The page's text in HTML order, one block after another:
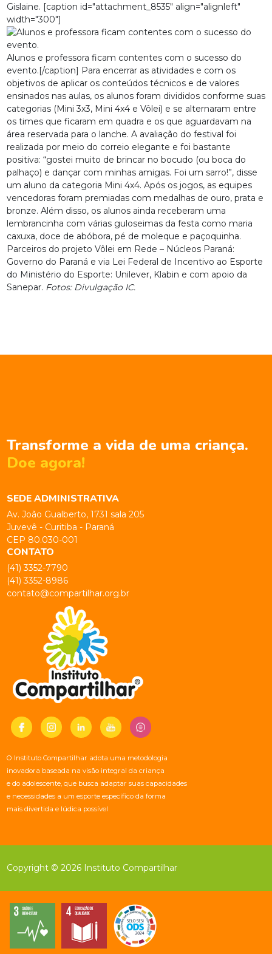
Gislaine. [caption id="attachment_8535" align="alignleft"
width="300"]
Alunos e professora ficam contentes com o sucesso do
evento.[/caption] Para encerrar as atividades e com os
objetivos de aplicar os conteúdos técnicos e de valores
ensinados nas aulas, os alunos foram divididos conforme suas
categorias (Mini 3x3, Mini 4x4 e Vôlei) e se alternaram entre
os times que ficaram em quadra e os que aguardavam na
área reservada para o lanche. A avaliação do festival foi
realizada por meio do correio elegante e foi bastante
positiva: “gostei muito de brincar no bocudo (ou boca do
palhaço) e dançar com minhas amigas. Foi um sarro!”, disse
um aluno da categoria Mini 4x4. Após os jogos, as equipes
vencedoras foram premiadas com medalhas de ouro, prata e
bronze. Além disso, os alunos ainda receberam uma
lembrancinha com várias guloseimas da festa como maria
caxuxa, doce de abóbora, pé de moleque e paçoquinha.
Parceiros do projeto Vôlei em Rede – Núcleos Paraná:
Governo do Paraná e via Lei Federal de Incentivo ao Esporte
do Ministério do Esporte: Unilever, Klabin e com apoio da
Sanepar. Fotos: Divulgação IC.
Transforme a vida de uma criança.
Doe agora!
SEDE ADMINISTRATIVA
Av. João Gualberto, 1731 sala 205
Juvevê - Curitiba - Paraná
CEP 80.030-001
CONTATO
(41) 3352-7790
(41) 3352-8986
contato@compartilhar.org.br
O Instituto Compartilhar adota uma metodologia
inovadora baseada na visão integral da criança
e do adolescente, que busca adaptar suas capacidades
e necessidades a um esporte específico da forma
mais divertida e lúdica possível
Copyright © 2026 Instituto Compartilhar